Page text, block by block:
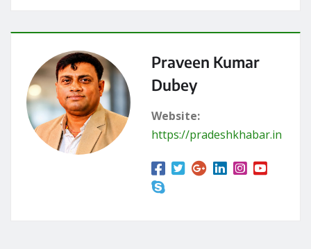
Praveen Kumar
Dubey
Website:
https://pradeshkhabar.in